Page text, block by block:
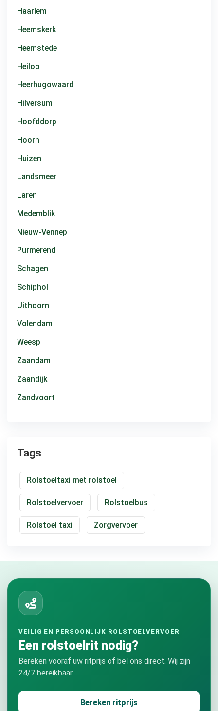
Haarlem
Heemskerk
Heemstede
Heiloo
Heerhugowaard
Hilversum
Hoofddorp
Hoorn
Huizen
Landsmeer
Laren
Medemblik
Nieuw-Vennep
Purmerend
Schagen
Schiphol
Uithoorn
Volendam
Weesp
Zaandam
Zaandijk
Zandvoort
Tags
Rolstoeltaxi met rolstoel
Rolstoelvervoer Rolstoelbus
Rolstoel taxi Zorgvervoer
VEILIG EN PERSOONLIJK ROLSTOELVERVOER
Een rolstoelrit nodig?
Bereken vooraf uw ritprijs of bel ons direct. Wij zijn
24/7 bereikbaar.
Bereken ritprijs